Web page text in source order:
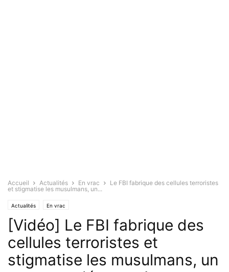
Accueil Actualités En vrac
Le FBI fabrique des cellules terroristes
et stigmatise les musulmans, un...
Actualités En vrac
[Vidéo] Le FBI fabrique des
cellules terroristes et
stigmatise les musulmans, un